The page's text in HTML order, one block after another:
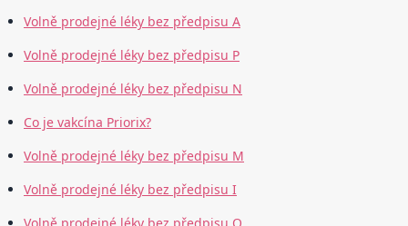
Volně prodejné léky bez předpisu A
Volně prodejné léky bez předpisu P
Volně prodejné léky bez předpisu N
Co je vakcína Priorix?
Volně prodejné léky bez předpisu M
Volně prodejné léky bez předpisu I